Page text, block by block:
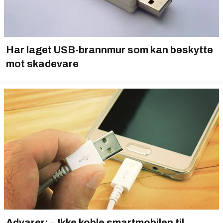
Har laget USB-brannmur som kan beskytte
mot skadevare